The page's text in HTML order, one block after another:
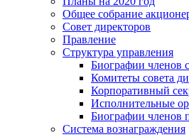
Общее собрание
Совет директоров
Правление
Структура управления
Биографии членов
Комитеты совета
Корпоративный
Исполнительные
Биографии членов
Система вознаграждения